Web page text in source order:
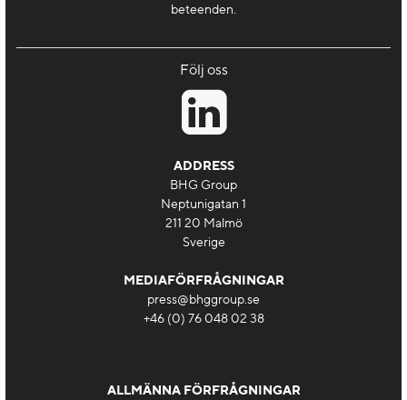
beteenden.
Följ oss
ADDRESS
BHG Group
Neptunigatan 1
211 20 Malmö
Sverige
MEDIAFÖRFRÅGNINGAR
press@bhggroup.se
+46 (0) 76 048 02 38
ALLMÄNNA FÖRFRÅGNINGAR